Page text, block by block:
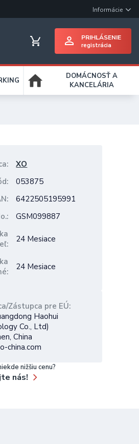
Informácie
PRIHLÁSENIE
registrácia
DOMÁCNOSŤ A
KANCELÁRIA
XO
053875
6422505195991
GSM099887
24 Mesiace
24 Mesiace
Zástupca pre EÚ
Haohui
Co., Ltd)
China
china.com
nižšiu cenu?
nás!